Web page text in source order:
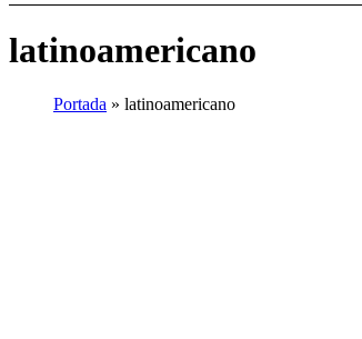
latinoamericano
Portada » latinoamericano